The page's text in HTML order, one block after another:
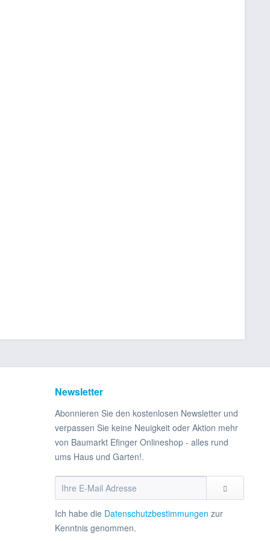
Newsletter
Abonnieren Sie den kostenlosen Newsletter und
verpassen Sie keine Neuigkeit oder Aktion mehr
von Baumarkt Efinger Onlineshop - alles rund
ums Haus und Garten!.
Ich habe die Datenschutzbestimmungen zur
Kenntnis genommen.